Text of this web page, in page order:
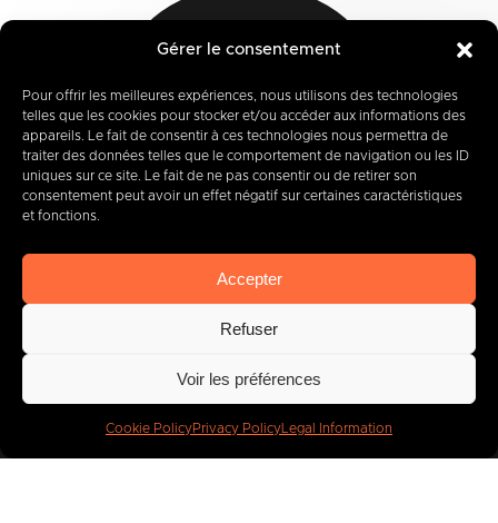
Gérer le consentement
Pour offrir les meilleures expériences, nous utilisons des technologies
telles que les cookies pour stocker et/ou accéder aux informations des
appareils. Le fait de consentir à ces technologies nous permettra de
traiter des données telles que le comportement de navigation ou les ID
uniques sur ce site. Le fait de ne pas consentir ou de retirer son
consentement peut avoir un effet négatif sur certaines caractéristiques
et fonctions.
Accepter
Refuser
Voir les préférences
Cookie PolicyPrivacy Policy Legal Information
12-14 Rue des Quatre Fils Aymon
B-7000 MONS
+32 (0) 65 39 95 70
info@imbc.be